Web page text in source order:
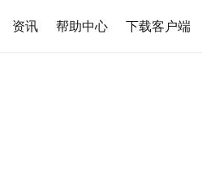
资讯 帮助中心 下载客户端